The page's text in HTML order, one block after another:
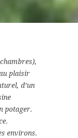
plaisir
d’un
potager.
environs.